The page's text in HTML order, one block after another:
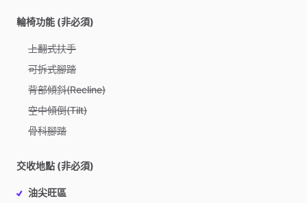
輪椅功能 (非必須)
上翻式扶手
可拆式腳踏
背部傾斜(Recline)
空中傾倒(Tilt)
骨科腳踏
交收地點 (非必須)
油尖旺區